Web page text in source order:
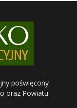
poświęcony
oraz Powiatu